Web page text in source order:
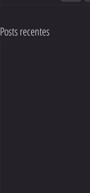
Posts recentes